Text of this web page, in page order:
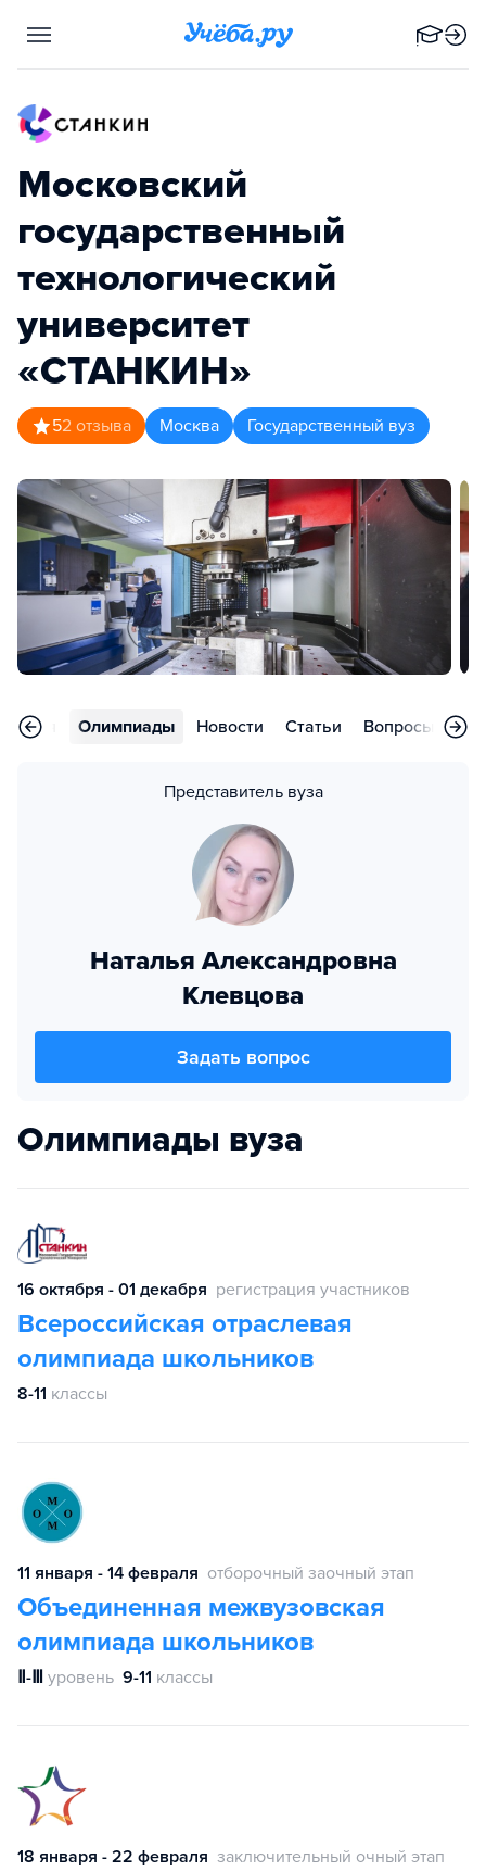
Московский
государственный
технологический
университет
«СТАНКИН»
52 отзыва Москва Государственный вуз
Олимпиады Новости Статьи Вопросы
Представитель вуза
Наталья Александровна
Клевцова
Задать вопрос
Олимпиады вуза
16 октября - 01 декабря регистрация участников
Всероссийская отраслевая
олимпиада школьников
8-11 классы
11 января - 14 февраля отборочный заочный этап
Объединенная межвузовская
олимпиада школьников
Ⅱ-Ⅲ уровень 9-11 классы
18 января - 22 февраля заключительный очный этап